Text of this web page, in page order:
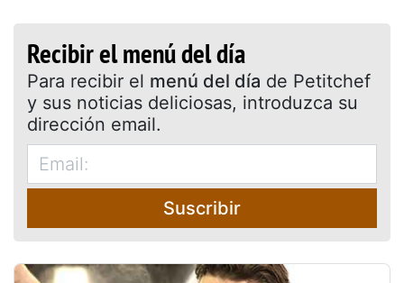
Recibir el menú del día
Para recibir el menú del día de Petitchef
y sus noticias deliciosas, introduzca su
dirección email.
Suscribir